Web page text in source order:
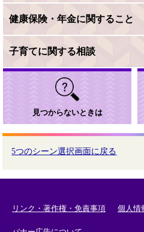
健康保険・年金に関すること
子育てに関する相談
見つからないときは
5つのシーン選択画面に戻る
リンク・著作権・免責事項 個人情